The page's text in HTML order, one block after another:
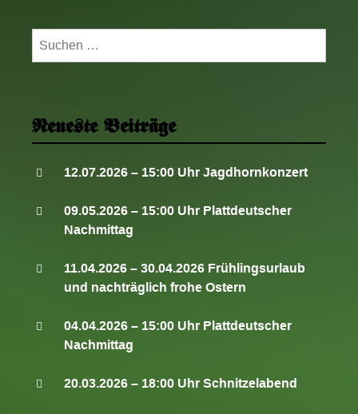
g
o
n
Suchen
Neueste Beiträge
12.07.2026 – 15:00 Uhr Jagdhornkonzert
09.05.2026 – 15:00 Uhr Plattdeutscher
Nachmittag
11.04.2026 – 30.04.2026 Frühlingsurlaub
und nachträglich frohe Ostern
04.04.2026 – 15:00 Uhr Plattdeutscher
Nachmittag
20.03.2026 – 18:00 Uhr Schnitzelabend